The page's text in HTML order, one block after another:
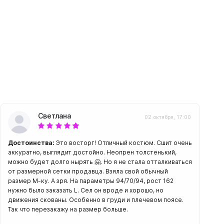
Светлана 02 октября, 17:00
Достоинства: Это восторг! Отличный костюм. Сшит очень
аккуратно, выглядит достойно. Неопрен толстенький,
можно будет долго нырять 🤗. Но я не стала отталкиваться
от размерной сетки продавца. Взяла свой обычный
размер М-ку. А зря. На параметры 94/70/94, рост 162
нужно было заказать L. Сел он вроде и хорошо, но
движения скованы. Особенно в груди и плечевом поясе.
Так что перезакажу на размер больше.